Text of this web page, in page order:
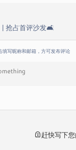
| 抢占首评沙发🛋️
填写昵称和邮箱，方可发布评论
赶快写下您